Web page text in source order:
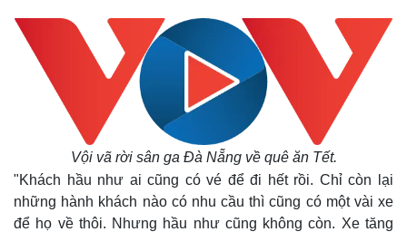
Vội vã rời sân ga Đà Nẵng về quê ăn Tết.
"Khách hầu như ai cũng có vé để đi hết rồi. Chỉ còn lại
những hành khách nào có nhu cầu thì cũng có một vài xe
để họ về thôi. Nhưng hầu như cũng không còn. Xe tăng